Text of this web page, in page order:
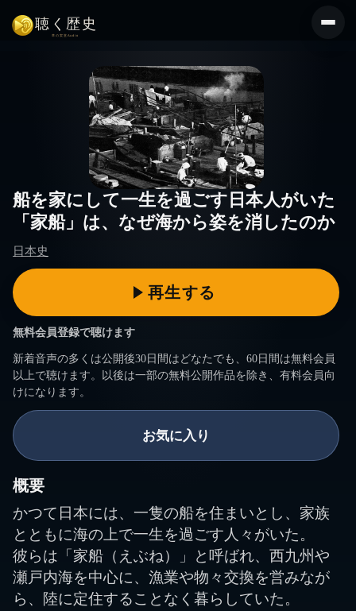
船を家にして一生を過ごす日本人がいた
「家船」は、なぜ海から姿を消したのか
日本史
無料会員登録で聴けます
新着音声の多くは公開後30日間はどなたでも、60日間は無料会員
以上で聴けます。以後は一部の無料公開作品を除き、有料会員向
けになります。
お気に入り
概要
かつて日本には、一隻の船を住まいとし、家族
とともに海の上で一生を過ごす人々がいた。
彼らは「家船（えぶね）」と呼ばれ、西九州や
瀬戸内海を中心に、漁業や物々交換を営みなが
ら、陸に定住することなく暮らしていた。